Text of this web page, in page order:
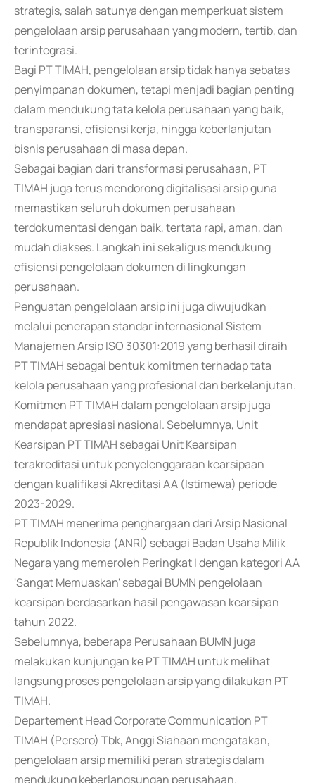
strategis, salah satunya dengan memperkuat sistem
pengelolaan arsip perusahaan yang modern, tertib, dan
terintegrasi.
Bagi PT TIMAH, pengelolaan arsip tidak hanya sebatas
penyimpanan dokumen, tetapi menjadi bagian penting
dalam mendukung tata kelola perusahaan yang baik,
transparansi, efisiensi kerja, hingga keberlanjutan
bisnis perusahaan di masa depan.
Sebagai bagian dari transformasi perusahaan, PT
TIMAH juga terus mendorong digitalisasi arsip guna
memastikan seluruh dokumen perusahaan
terdokumentasi dengan baik, tertata rapi, aman, dan
mudah diakses. Langkah ini sekaligus mendukung
efisiensi pengelolaan dokumen di lingkungan
perusahaan.
Penguatan pengelolaan arsip ini juga diwujudkan
melalui penerapan standar internasional Sistem
Manajemen Arsip ISO 30301:2019 yang berhasil diraih
PT TIMAH sebagai bentuk komitmen terhadap tata
kelola perusahaan yang profesional dan berkelanjutan.
Komitmen PT TIMAH dalam pengelolaan arsip juga
mendapat apresiasi nasional. Sebelumnya, Unit
Kearsipan PT TIMAH sebagai Unit Kearsipan
terakreditasi untuk penyelenggaraan kearsipaan
dengan kualifikasi Akreditasi AA (Istimewa) periode
2023-2029.
PT TIMAH menerima penghargaan dari Arsip Nasional
Republik Indonesia (ANRI) sebagai Badan Usaha Milik
Negara yang memeroleh Peringkat I dengan kategori AA
'Sangat Memuaskan' sebagai BUMN pengelolaan
kearsipan berdasarkan hasil pengawasan kearsipan
tahun 2022.
Sebelumnya, beberapa Perusahaan BUMN juga
melakukan kunjungan ke PT TIMAH untuk melihat
langsung proses pengelolaan arsip yang dilakukan PT
TIMAH.
Departement Head Corporate Communication PT
TIMAH (Persero) Tbk, Anggi Siahaan mengatakan,
pengelolaan arsip memiliki peran strategis dalam
mendukung keberlangsungan perusahaan.